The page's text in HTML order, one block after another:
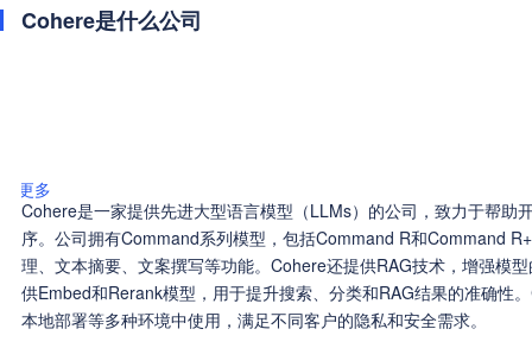
Cohere是什么公司
更多
Cohere是一家提供先进大型语言模型（LLMs）的公司，致力于帮助
序。公司拥有Command系列模型，包括Command R和Command
理、文本摘要、文案撰写等功能。Cohere还提供RAG技术，增强模
供Embed和Rerank模型，用于提升搜索、分类和RAG结果的准确性
本地部署等多种环境中使用，满足不同客户的隐私和安全需求。